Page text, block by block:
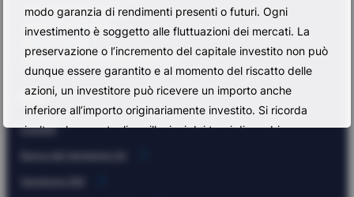
modo garanzia di rendimenti presenti o futuri. Ogni
investimento è soggetto alle fluttuazioni dei mercati. La
preservazione o l’incremento del capitale investito non può
dunque essere garantito e al momento del riscatto delle
azioni, un investitore può ricevere un importo anche
inferiore all’importo originariamente investito. Si ricorda
inoltre che eventuali oscillazioni dei tassi di cambio
considerazione le commissioni e le spese incassate al
Sempione Smart Equity
Macro Dynamic
Multi Asset Capital Appreciation FoF
Info
Contatti